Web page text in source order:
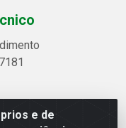
e de
Alegre, 2521 -